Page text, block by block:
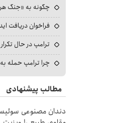
چگونه به «جنگ
فراخوان دریافت
ترامپ در حال
چرا ترامپ حمله
مطالب پیشنهادی
دندان مصنوعی